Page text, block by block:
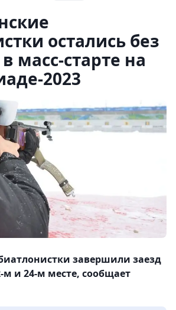
остались без
масс-старте на
2023
завершили заезд
м и 24-м месте, сообщает